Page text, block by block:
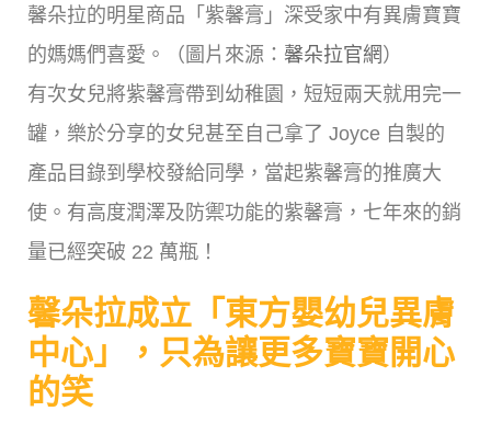
馨朵拉的明星商品「紫馨膏」深受家中有異膚寶寶
的媽媽們喜愛。（圖片來源： 馨朵拉官網 ）
有次女兒將紫馨膏帶到幼稚園，短短兩天就用完一
罐，樂於分享的女兒甚至自己拿了 Joyce 自製的
產品目錄到學校發給同學，當起紫馨膏的推廣大
使。有高度潤澤及防禦功能的紫馨膏，七年來的銷
量已經突破 22 萬瓶！
馨朵拉成立「東方嬰幼兒異膚
中心」，只為讓更多寶寶開心
的笑